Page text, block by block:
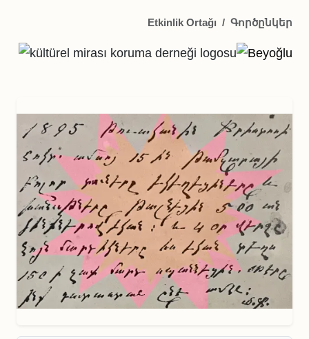
Etkinlik Ortağı / Գործընկեր